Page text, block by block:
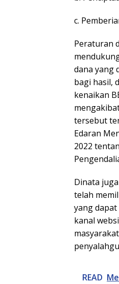
c.
Peraturan
dana yang
bagi hasil,
kenaikan
tersebut
Edaran
2022
Dinata
telah
yang dapat
kanal
READ